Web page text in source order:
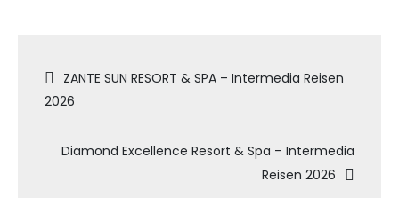
Beitragsnavigation
ZANTE SUN RESORT & SPA – Intermedia Reisen
2026
Diamond Excellence Resort & Spa – Intermedia
Reisen 2026